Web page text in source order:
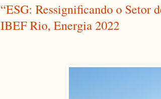
“ESG: Ressignificando o Setor
IBEF Rio, Energia 2022